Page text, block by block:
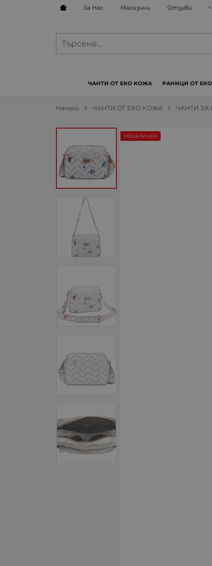
За Нас Магазини Отзиви
ЧАНТИ ОТ ЕКО КОЖА РАНИЦИ ОТ
Начало ЧАНТИ ОТ ЕКО КОЖА ЧАНТИ ЗА
НЕНАЛИЧЕН